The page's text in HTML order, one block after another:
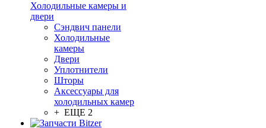
Холодильные камеры и
двери
Сэндвич панели
Холодильные
камеры
Двери
Уплотнители
Шторы
Аксессуары для
холодильных камер
+ ЕЩЕ 2